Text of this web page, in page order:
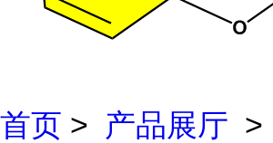
首页 > 产品展厅 >